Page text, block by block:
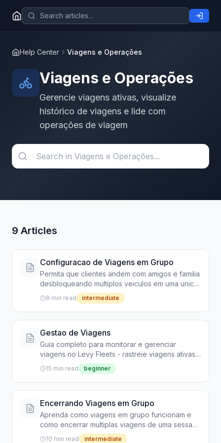
Help Center Viagens e Operações
Viagens e Operações
Gerencie viagens ativas, visualize
histórico de viagens e lide com
operações de viagem
9 Articles
Configuracao de Viagens em Grupo
Permita que clientes andem com amigos e familia
desbloqueando multiplos veiculos em uma unica
sessao - compartilhe pacotes e simplifique
passeios em grupo
8 min read intermediate
Gestao de Viagens
Guia completo para monitorar e gerenciar
viagens no Levy Fleets - rastreie viagens ativas,
veja historico, lide com problemas e entenda o
ciclo de vida das viagens.
15 min read beginner
Encerrando Viagens em Grupo
Aprenda como viagens em grupo funcionam e
como encerrar multiplas viagens de uma sessao
de grupo simultaneamente
10 min read intermediate